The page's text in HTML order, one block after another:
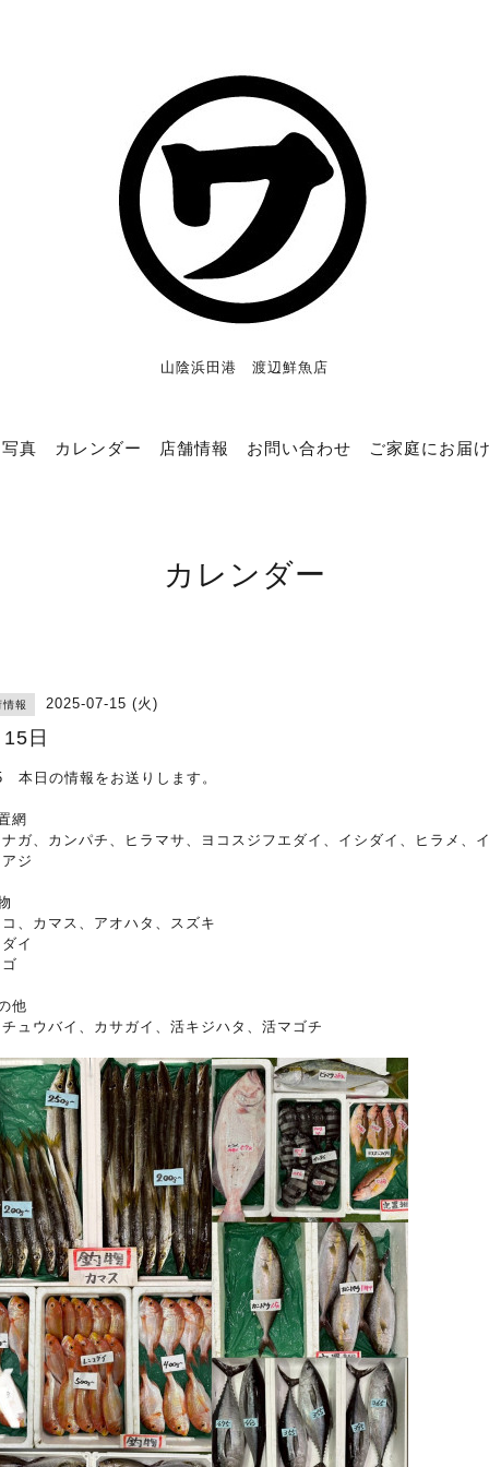
山陰浜田港 渡辺鮮魚店
写真 カレンダー 店舗情報 お問い合わせ ご家庭にお届
カレンダー
情報 2025-07-15 (火)
日
本日の情報をお送りします。
網
ガ、カンパチ、ヒラマサ、ヨコスジフエダイ、イシダイ、ヒラメ、
ジ
、カマス、アオハタ、スズキ
イ
他
ュウバイ、カサガイ、活キジハタ、活マゴチ